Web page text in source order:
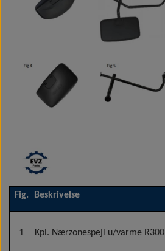
Fig. Beskrivelse
1 Kpl. Nærzonespejl u/varme R300